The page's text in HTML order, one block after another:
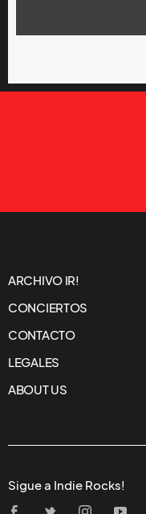
ARCHIVO IR!
CONCIERTOS
CONTACTO
LEGALES
ABOUT US
Sigue a Indie Rocks!